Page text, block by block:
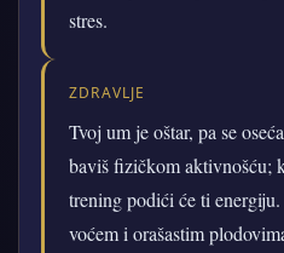
stres.
ZDRAVLJE
Tvoj um je oštar, pa se
baviš fizičkom aktivnošću;
trening podići će ti
voćem i orašastim